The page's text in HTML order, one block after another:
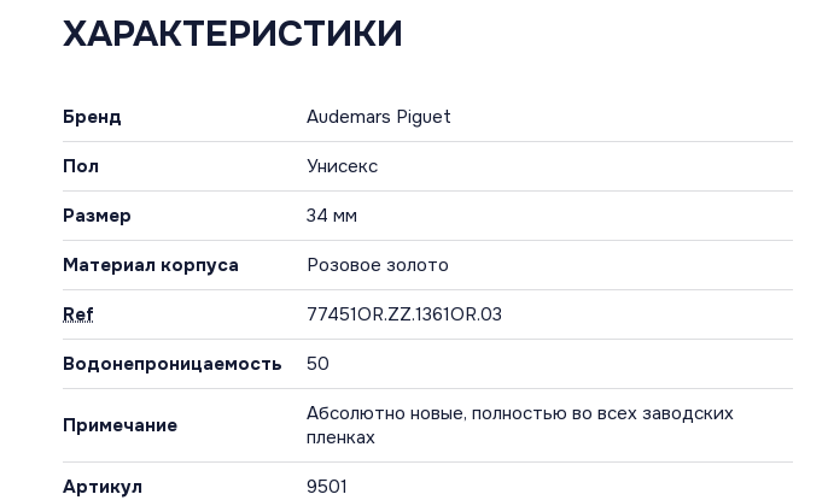
ХАРАКТЕРИСТИКИ
Бренд Audemars Piguet
Пол Унисекс
Размер 34 мм
Материал корпуса Розовое золото
Ref 77451OR.ZZ.1361OR.03
Водонепроницаемость 50
Примечание
Абсолютно новые, полностью во всех заводских
пленках
Артикул 9501